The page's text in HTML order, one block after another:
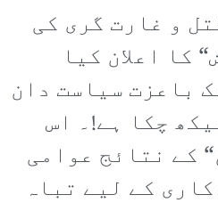
و غارت گری کی
کا اعلان کیا
باعزت سیاست دان
چکا ہے!۔ اس
کے نتائج عوامی
کے لیے تباہ